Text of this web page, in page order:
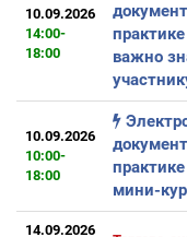
10.09.2026
14:00-
18:00
важно
10.09.2026
10:00-
18:00
мини-
14.09.2026